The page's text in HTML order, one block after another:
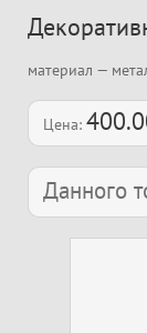
материал —
Цена:
Данного